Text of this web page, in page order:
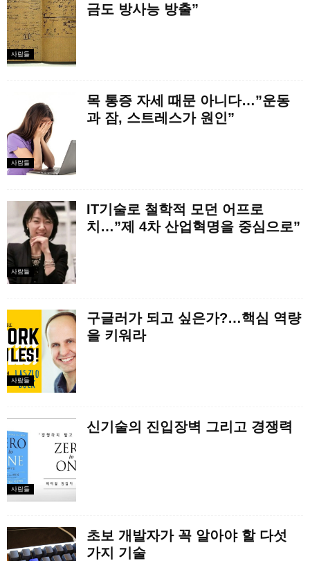
사람들
금도 방사능 방출”
사람들
목 통증 자세 때문 아니다…”운동
과 잠, 스트레스가 원인”
사람들
IT기술로 철학적 모던 어프로
치…”제 4차 산업혁명을 중심으로”
사람들
구글러가 되고 싶은가?…핵심 역량
을 키워라
사람들
신기술의 진입장벽 그리고 경쟁력
초보 개발자가 꼭 알아야 할 다섯
가지 기술